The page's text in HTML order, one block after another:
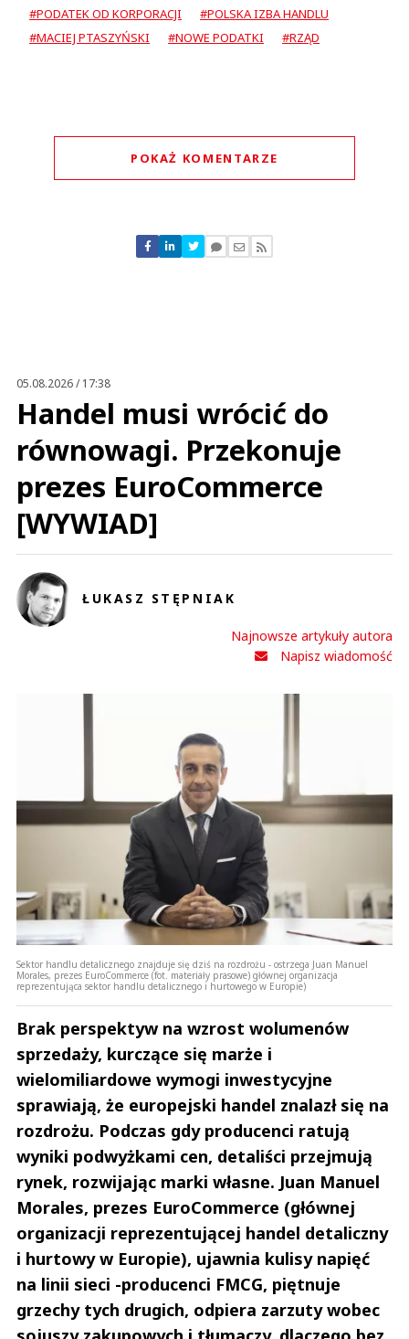
#PODATEK OD KORPORACJI
#POLSKA IZBA HANDLU
#MACIEJ PTASZYŃSKI
#NOWE PODATKI #RZĄD
POKAŻ KOMENTARZE
Nie znaleziono komentarzy
Zostaw swoje komentarze
05.08.2026 / 17:38
Handel musi wrócić do
równowagi. Przekonuje
prezes EuroCommerce
[WYWIAD]
ŁUKASZ STĘPNIAK
Najnowsze artykuły autora
Napisz wiadomość
Sektor handlu detalicznego znajduje się dziś na rozdrożu - ostrzega Juan Manuel
Morales, prezes EuroCommerce (fot. materiały prasowe) głównej organizacja
reprezentująca sektor handlu detalicznego i hurtowego w Europie)
Brak perspektyw na wzrost wolumenów
sprzedaży, kurczące się marże i
wielomiliardowe wymogi inwestycyjne
sprawiają, że europejski handel znalazł się na
rozdrożu. Podczas gdy producenci ratują
wyniki podwyżkami cen, detaliści przejmują
rynek, rozwijając marki własne. Juan Manuel
Morales, prezes EuroCommerce (głównej
organizacji reprezentującej handel detaliczny
i hurtowy w Europie), ujawnia kulisy napięć
na linii sieci -producenci FMCG, piętnuje
grzechy tych drugich, odpiera zarzuty wobec